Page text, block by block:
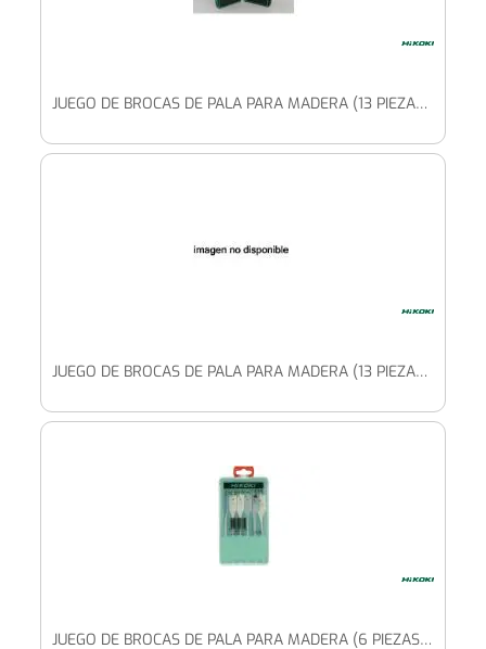
JUEGO DE BROCAS DE PALA PARA MADERA (13 PIEZAS) 6/8/10/12/13/14/16/17/18/19/20/22/25 X 150 MM
JUEGO DE BROCAS DE PALA PARA MADERA (13 PIEZAS) 6/8/10/12/13/14/16/17/18/19/20/22/25 X 150 MM
JUEGO DE BROCAS DE PALA PARA MADERA (6 PIEZAS) 14/16/18/20/22/24 X 150 MM